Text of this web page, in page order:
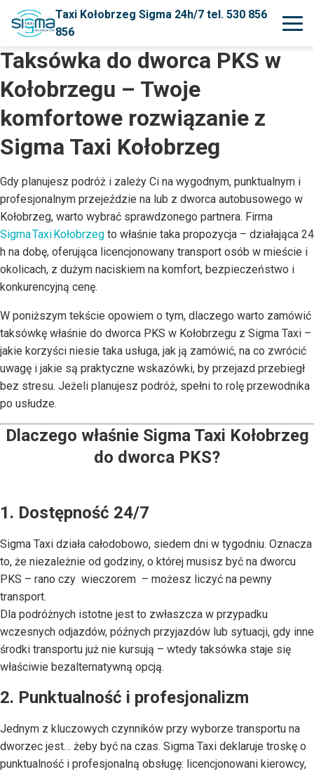
Taxi Kołobrzeg Sigma 24h/7 tel. 530 856
856
Taksówka do dworca PKS w
Kołobrzegu – Twoje
komfortowe rozwiązanie z
Sigma Taxi Kołobrzeg
Gdy planujesz podróż i zależy Ci na wygodnym, punktualnym i
profesjonalnym przejeździe na lub z dworca autobusowego w
Kołobrzeg, warto wybrać sprawdzonego partnera. Firma
Sigma Taxi Kołobrzeg to właśnie taka propozycja – działająca 24
h na dobę, oferująca licencjonowany transport osób w mieście i
okolicach, z dużym naciskiem na komfort, bezpieczeństwo i
konkurencyjną cenę.
W poniższym tekście opowiem o tym, dlaczego warto zamówić
taksówkę właśnie do dworca PKS w Kołobrzegu z Sigma Taxi –
jakie korzyści niesie taka usługa, jak ją zamówić, na co zwrócić
uwagę i jakie są praktyczne wskazówki, by przejazd przebiegł
bez stresu. Jeżeli planujesz podróż, spełni to rolę przewodnika
po usłudze.
Dlaczego właśnie Sigma Taxi Kołobrzeg
do dworca PKS?
1. Dostępność 24/7
Sigma Taxi działa całodobowo, siedem dni w tygodniu. Oznacza
to, że niezależnie od godziny, o której musisz być na dworcu
PKS – rano czy wieczorem – możesz liczyć na pewny
transport.
Dla podróżnych istotne jest to zwłaszcza w przypadku
wczesnych odjazdów, późnych przyjazdów lub sytuacji, gdy inne
środki transportu już nie kursują – wtedy taksówka staje się
właściwie bezalternatywną opcją.
2. Punktualność i profesjonalizm
Jednym z kluczowych czynników przy wyborze transportu na
dworzec jest… żeby być na czas. Sigma Taxi deklaruje troskę o
punktualność i profesjonalną obsługę: licencjonowani kierowcy,